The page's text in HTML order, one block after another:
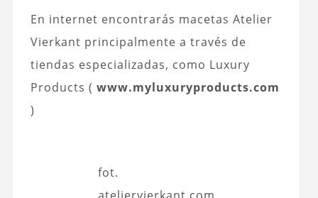
En internet encontrarás macetas Atelier
Vierkant principalmente a través de
tiendas especializadas, como Luxury
Products ( www.myluxuryproducts.com
)
fot.